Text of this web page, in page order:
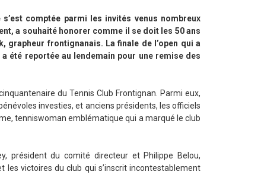
comptée parmi les invités venus nombreux
a souhaité honorer comme il se doit les 50 ans
grapheur frontignanais. La finale de l’open qui a
été reportée au lendemain pour une remise des
du Tennis Club Frontignan. Parmi eux,
investies, et anciens présidents, les officiels
tenniswoman emblématique qui a marqué le club
président du comité directeur et Philippe Belou,
les victoires du club qui s’inscrit incontestablement